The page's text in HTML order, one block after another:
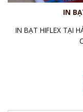
IN
IN BẠT HIFLEX TẠI